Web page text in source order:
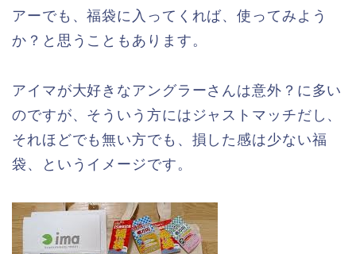
アーでも、福袋に入ってくれば、使ってみよう
か？と思うこともあります。
アイマが大好きなアングラーさんは意外？に多い
のですが、そういう方にはジャストマッチだし、
それほどでも無い方でも、損した感は少ない福
袋、というイメージです。